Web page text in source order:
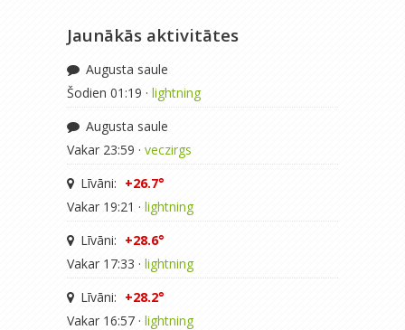
Jaunākās aktivitātes
Augusta saule
Šodien 01:19 · lightning
Augusta saule
Vakar 23:59 · veczirgs
Līvāni: +26.7°
Vakar 19:21 · lightning
Līvāni: +28.6°
Vakar 17:33 · lightning
Līvāni: +28.2°
Vakar 16:57 · lightning